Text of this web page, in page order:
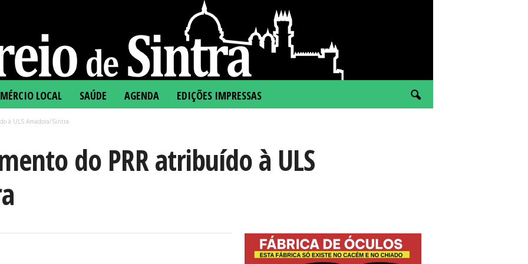
LOCAL SAÚDE AGENDA EDIÇÕES IMPRESSAS
à ULS Amadora/Sintra
do PRR atribuído à ULS